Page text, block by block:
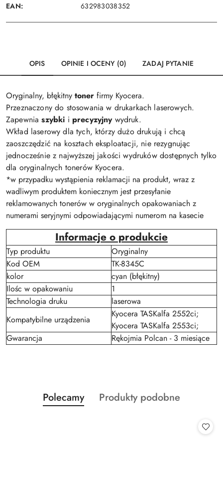
EAN: 632983038352
OPIS OPINIE I OCENY (0) ZADAJ PYTANIE
Oryginalny, błękitny toner firmy Kyocera.
Przeznaczony do stosowania w drukarkach laserowych.
Zapewniaszybki i precyzyjnywydruk.
Wkład laserowy dla tych, którzy dużo drukują i chcą
zaoszczędzić na kosztach eksploatacji, nie rezygnując
jednocześnie z najwyższej jakości wydruków dostępnych tylko
dla oryginalnych tonerów Kyocera.
*w przypadku wystąpienia reklamacji na produkt, wraz z
wadliwym produktem koniecznym jest przesyłanie
reklamowanych tonerów w oryginalnych opakowaniach z
numerami seryjnymi odpowiadającymi numerom na kasecie
Informacje o produkcie
Typ produktu
Oryginalny
Kod OEM
TK-8345C
kolor
cyan (błękitny)
Ilośc w opakowaniu
1
Technologia druku
laserowa
Kompatybilne urządzenia
Kyocera TASKalfa 2552ci;
Kyocera TASKalfa 2553ci;
Gwarancja
Rękojmia Polcan - 3 miesiące
Pomiń karuzelę produktów
Produkty
o
Polecamy
Produkty
Produkty podobne